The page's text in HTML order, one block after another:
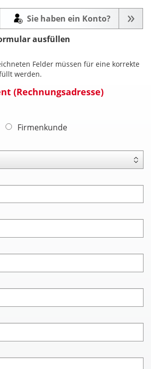
ausfüllen
Sie haben ein Konto?
Felder müssen für eine korrekte
werden.
(Rechnungsadresse)
Firmenkunde